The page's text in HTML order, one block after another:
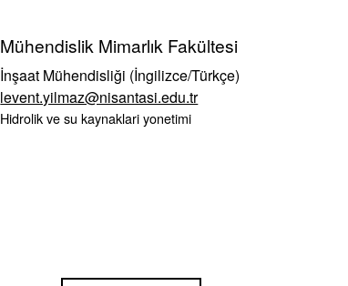
Mühendislik Mimarlık Fakültesi
İnşaat Mühendisliği (İngilizce/Türkçe)
levent.yilmaz@nisantasi.edu.tr
Hidrolik ve su kaynaklari yonetimi